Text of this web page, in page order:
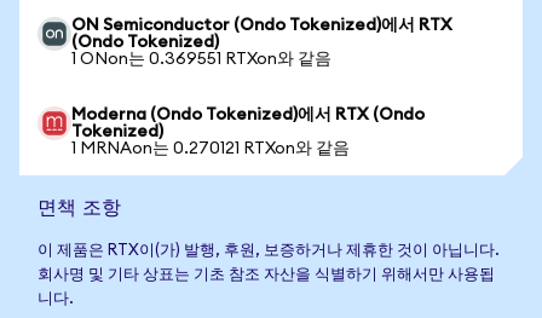
ON Semiconductor (Ondo Tokenized)에서 RTX
(Ondo Tokenized)
1 ONon는 0.369551 RTXon와 같음
Moderna (Ondo Tokenized)에서 RTX (Ondo
Tokenized)
1 MRNAon는 0.270121 RTXon와 같음
면책 조항
이 제품은 RTX이(가) 발행, 후원, 보증하거나 제휴한 것이 아닙니다.
회사명 및 기타 상표는 기초 참조 자산을 식별하기 위해서만 사용됩
니다.